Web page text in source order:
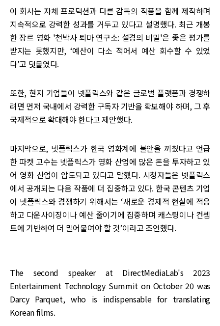
이 회사는 자체 프로덕션과 다른 감독의 작품을 함께 제작하며
지속적으로 강력한 성과를 거두고 있다고 설명했다. 최근 개봉
한 장르 영화 '천박사 퇴마 연구소: 설경의 비밀'은 좋은 평가를
받지는 못했지만, ‘예산이 다소 적어서 예산 회수할 수 있었
다’고 덧붙였다.
또한, 현지 기업들이 넷플릭스와 같은 글로벌 플랫폼과 경쟁하
려면 먼저 국내에서 강력한 구독자 기반을 확보해야 하며, 그 후
국제적으로 확대해야 한다고 제안했다.
마지막으로, 넷플릭스가 한국 영화계에 불안을 끼쳤다고 언급
한 파켓 교수는 넷플릭스가 영화 산업에 많은 돈을 투자하고 있
어 영화 산업이 압도되고 있다고 말했다. 시청자들은 넷플릭스
에서 공개되는 다음 작품에 더 집중하고 있다. 한국 콘텐츠 기업
이 넷플릭스와 경쟁하기 위해서는 ‘새로운 경제적 현실에 적응
하고 다운사이징이나 예산 줄이기에 집중하며 캐스팅이나 컨셉
트에 기반하여 더 밀어붙여야 할 것’이라고 조언했다.
The second speaker at DirectMediaLab's 2023
Entertainment Technology Summit on October 20 was
Darcy Parquet, who is indispensable for translating
Korean films.